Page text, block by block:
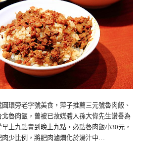
環旁老字號美食，萍子推薦三元號魯肉飯、
魯肉飯，曾被已故媒體人孫大偉先生讚譽為
早上九點賣到晚上九點，必點魯肉飯小30元，
肉少比例，將肥肉滷爛化於湯汁中…